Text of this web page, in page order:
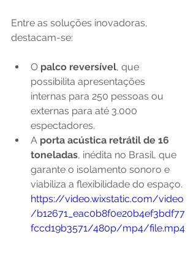
Entre as soluções inovadoras,
destacam-se:
O palco reversível, que
possibilita apresentações
internas para 250 pessoas ou
externas para até 3.000
espectadores.
A porta acústica retrátil de 16
toneladas, inédita no Brasil, que
garante o isolamento sonoro e
viabiliza a flexibilidade do espaço.
https://video.wixstatic.com/video
/b12671_eac0b8f0e20b4ef3bdf77
fccd19b3571/480p/mp4/file.mp4